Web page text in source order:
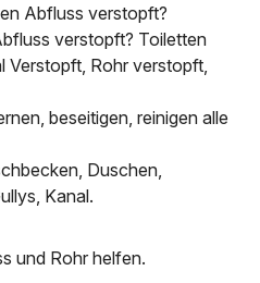
Abfluss verstopft?
verstopft? Toiletten
Rohr verstopft,
beseitigen, reinigen alle
Duschen,
Kanal.
und Rohr helfen.